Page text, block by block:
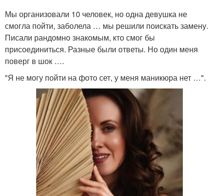
Мы организовали 10 человек, но одна девушка не
смогла пойти, заболела … мы решили поискать замену.
Писали рандомно знакомым, кто смог бы
присоединиться. Разные были ответы. Но один меня
поверг в шок ….
"Я не могу пойти на фото сет, у меня маникюра нет …".